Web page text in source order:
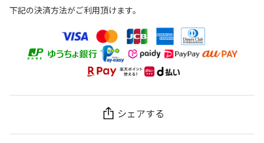
下記の決済方法がご利用頂けます。
シェアする